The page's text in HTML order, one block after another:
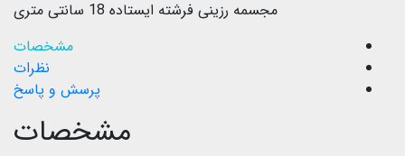
مجسمه رزینی فرشته ایستاده 18 سانتی متری
مشخصات
نظرات
پرسش و پاسخ
مشخصات